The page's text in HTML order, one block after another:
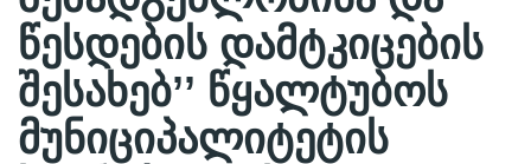
წესდების დამტკიცების
შესახებ’’ წყალტუბოს
მუნიციპალიტეტის